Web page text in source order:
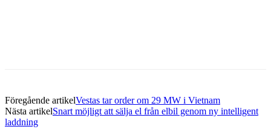
Föregående artikelVestas tar order om 29 MW i Vietnam
Nästa artikelSnart möjligt att sälja el från elbil genom ny intelligent
laddning